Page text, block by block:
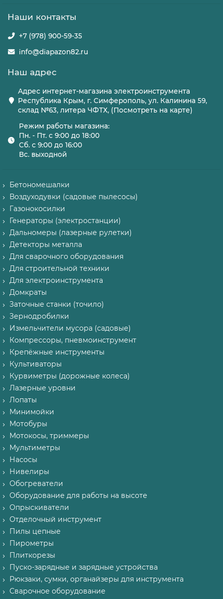
Наши контакты
+7 (978) 900-59-35
info@diapazon82.ru
Наш адрес
Адрес интернет-магазина электроинструмента
Республика Крым, г. Симферополь, ул. Калинина 59,
склад №63, литера ЧФТХ, (Посмотреть на карте)
Режим работы магазина:
Пн. - Пт. с 9:00 до 18:00
Сб. с 9:00 до 16:00
Вс. выходной
Бетономешалки
Воздуходувки (садовые пылесосы)
Газонокосилки
Генераторы (электростанции)
Дальномеры (лазерные рулетки)
Детекторы металла
Для сварочного оборудования
Для строительной техники
Для электроинструмента
Домкраты
Заточные станки (точило)
Зернодробилки
Измельчители мусора (садовые)
Компрессоры, пневмоинструмент
Крепёжные инструменты
Культиваторы
Курвиметры (дорожные колеса)
Лазерные уровни
Лопаты
Минимойки
Мотобуры
Мотокосы, триммеры
Мультиметры
Насосы
Нивелиры
Обогреватели
Оборудование для работы на высоте
Опрыскиватели
Отделочный инструмент
Пилы цепные
Пирометры
Плиткорезы
Пуско-зарядные и зарядные устройства
Рюкзаки, сумки, органайзеры для инструмента
Сварочное оборудование